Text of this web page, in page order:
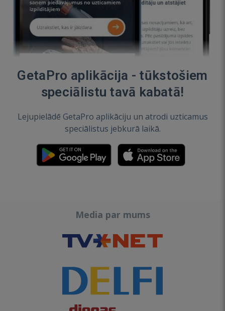
GetaPro aplikācija - tūkstošiem
speciālistu tavā kabatā!
Lejupielādē GetaPro aplikāciju un atrodi uzticamus
speciālistus jebkurā laikā.
Media par mums